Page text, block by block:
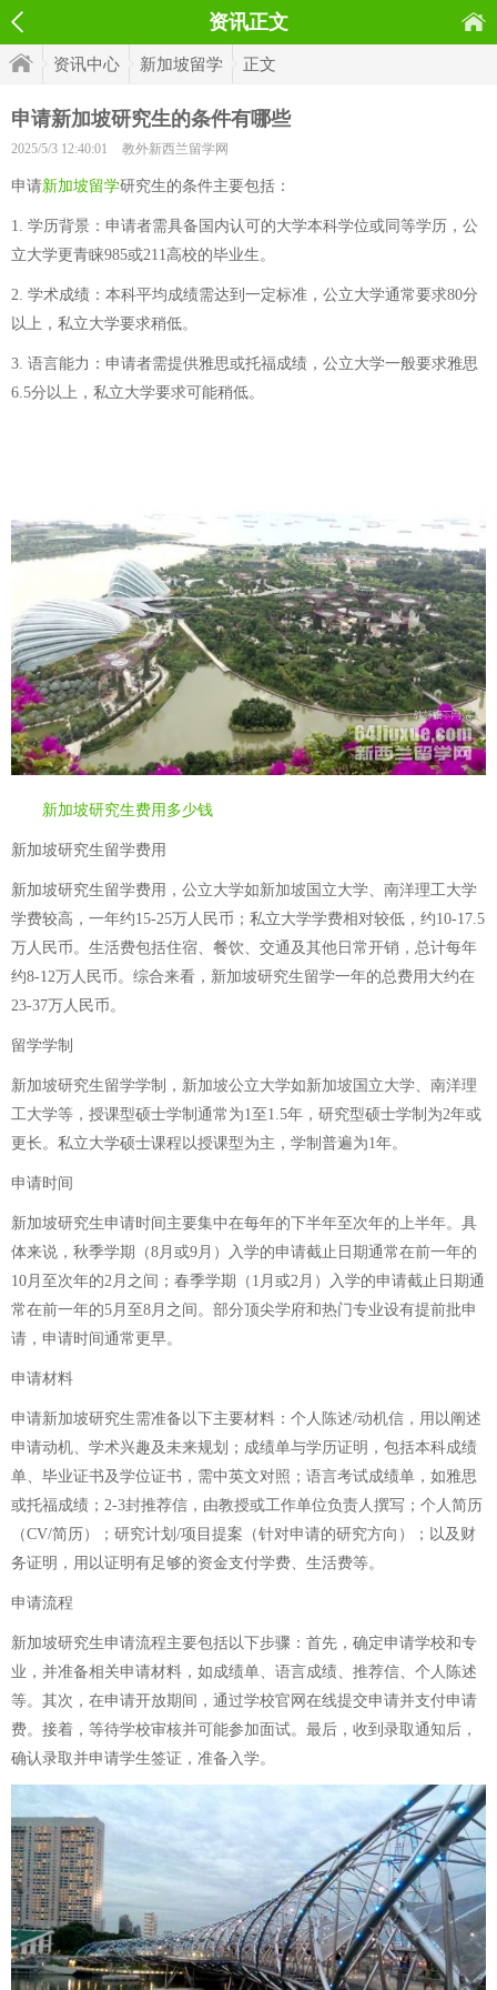
资讯正文
资讯中心 新加坡留学 正文
申请新加坡研究生的条件有哪些
2025/5/3 12:40:01 教外新西兰留学网
申请新加坡留学研究生的条件主要包括：
1. 学历背景：申请者需具备国内认可的大学本科学位或同等学历，公
立大学更青睐985或211高校的毕业生。
2. 学术成绩：本科平均成绩需达到一定标准，公立大学通常要求80分
以上，私立大学要求稍低。
3. 语言能力：申请者需提供雅思或托福成绩，公立大学一般要求雅思
6.5分以上，私立大学要求可能稍低。
新加坡研究生费用多少钱
新加坡研究生留学费用
新加坡研究生留学费用，公立大学如新加坡国立大学、南洋理工大学
学费较高，一年约15-25万人民币；私立大学学费相对较低，约10-17.5
万人民币。生活费包括住宿、餐饮、交通及其他日常开销，总计每年
约8-12万人民币。综合来看，新加坡研究生留学一年的总费用大约在
23-37万人民币。
留学学制
新加坡研究生留学学制，新加坡公立大学如新加坡国立大学、南洋理
工大学等，授课型硕士学制通常为1至1.5年，研究型硕士学制为2年或
更长。私立大学硕士课程以授课型为主，学制普遍为1年。
申请时间
新加坡研究生申请时间主要集中在每年的下半年至次年的上半年。具
体来说，秋季学期（8月或9月）入学的申请截止日期通常在前一年的
10月至次年的2月之间；春季学期（1月或2月）入学的申请截止日期通
常在前一年的5月至8月之间。部分顶尖学府和热门专业设有提前批申
请，申请时间通常更早。
申请材料
申请新加坡研究生需准备以下主要材料：个人陈述/动机信，用以阐述
申请动机、学术兴趣及未来规划；成绩单与学历证明，包括本科成绩
单、毕业证书及学位证书，需中英文对照；语言考试成绩单，如雅思
或托福成绩；2-3封推荐信，由教授或工作单位负责人撰写；个人简历
（CV/简历）；研究计划/项目提案（针对申请的研究方向）；以及财
务证明，用以证明有足够的资金支付学费、生活费等。
申请流程
新加坡研究生申请流程主要包括以下步骤：首先，确定申请学校和专
业，并准备相关申请材料，如成绩单、语言成绩、推荐信、个人陈述
等。其次，在申请开放期间，通过学校官网在线提交申请并支付申请
费。接着，等待学校审核并可能参加面试。最后，收到录取通知后，
确认录取并申请学生签证，准备入学。